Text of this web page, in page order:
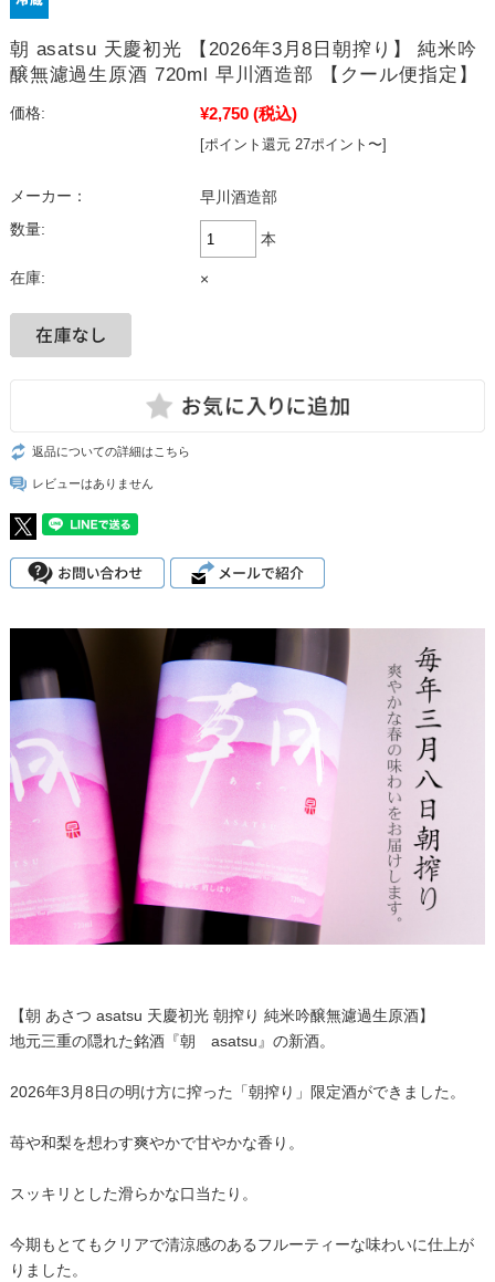
朝 asatsu 天慶初光 【2026年3月8日朝搾り】 純米吟
醸無濾過生原酒 720ml 早川酒造部 【クール便指定】
価格: ¥2,750 (税込)
[ポイント還元 27ポイント〜]
メーカー：
早川酒造部
数量:
本
在庫: ×
返品についての詳細はこちら
レビューはありません
【朝 あさつ asatsu 天慶初光 朝搾り 純米吟醸無濾過生原酒】
地元三重の隠れた銘酒『朝 asatsu』の新酒。
2026年3月8日の明け方に搾った「朝搾り」限定酒ができました。
苺や和梨を想わす爽やかで甘やかな香り。
スッキリとした滑らかな口当たり。
今期もとてもクリアで清涼感のあるフルーティーな味わいに仕上が
りました。